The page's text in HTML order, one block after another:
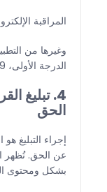
المراقبة
الدرجة الأولى، 2020/359).
4. تبليغ
الحق
إجراء التبليغ
عن الحق. تُظهر
بشكل ومحتوى